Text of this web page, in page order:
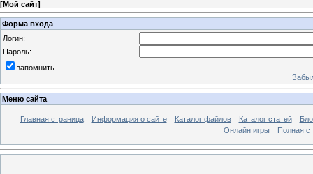
[Мой сайт]
Форма входа
Логин:
Пароль:
запомнить
Меню сайта
Главная страница Информация о сайте Каталог файлов Каталог статей
Онлайн игры
Полная